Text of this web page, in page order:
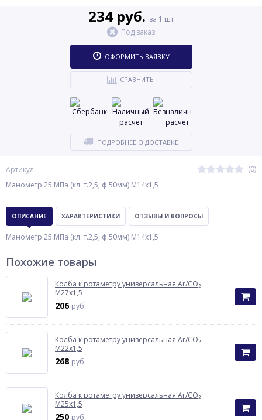
Артикул: -
(0)
Манометр 25 МПа (кл. т.2,5; ф 50мм) М14x1,5
234 руб. за 1 шт
Под заказ
ОФОРМИТЬ ЗАЯВКУ
СРАВНИТЬ
ПОДРОБНЕЕ О ДОСТАВКЕ
ОПИСАНИЕ ХАРАКТЕРИСТИКИ ОТЗЫВЫ И ВОПРОСЫ
Манометр 25 МПа (кл. т.2,5; ф 50мм) М14x1,5
Похожие товары
Колба к ротаметру универсальная Ar/CO₂
М27х1,5
206 руб.
Колба к ротаметру универсальная Ar/CO₂
М22х1,5
268 руб.
Колба к ротаметру универсальная Ar/CO₂
М25х1,5
250 руб.